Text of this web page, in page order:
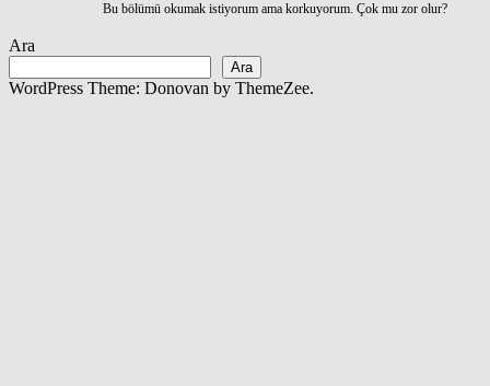
Bu bölümü okumak istiyorum ama korkuyorum. Çok mu zor olur?
Ara
Ara
WordPress Theme: Donovan by ThemeZee.